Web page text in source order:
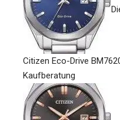
Citizen Eco-Drive
Kaufberatung